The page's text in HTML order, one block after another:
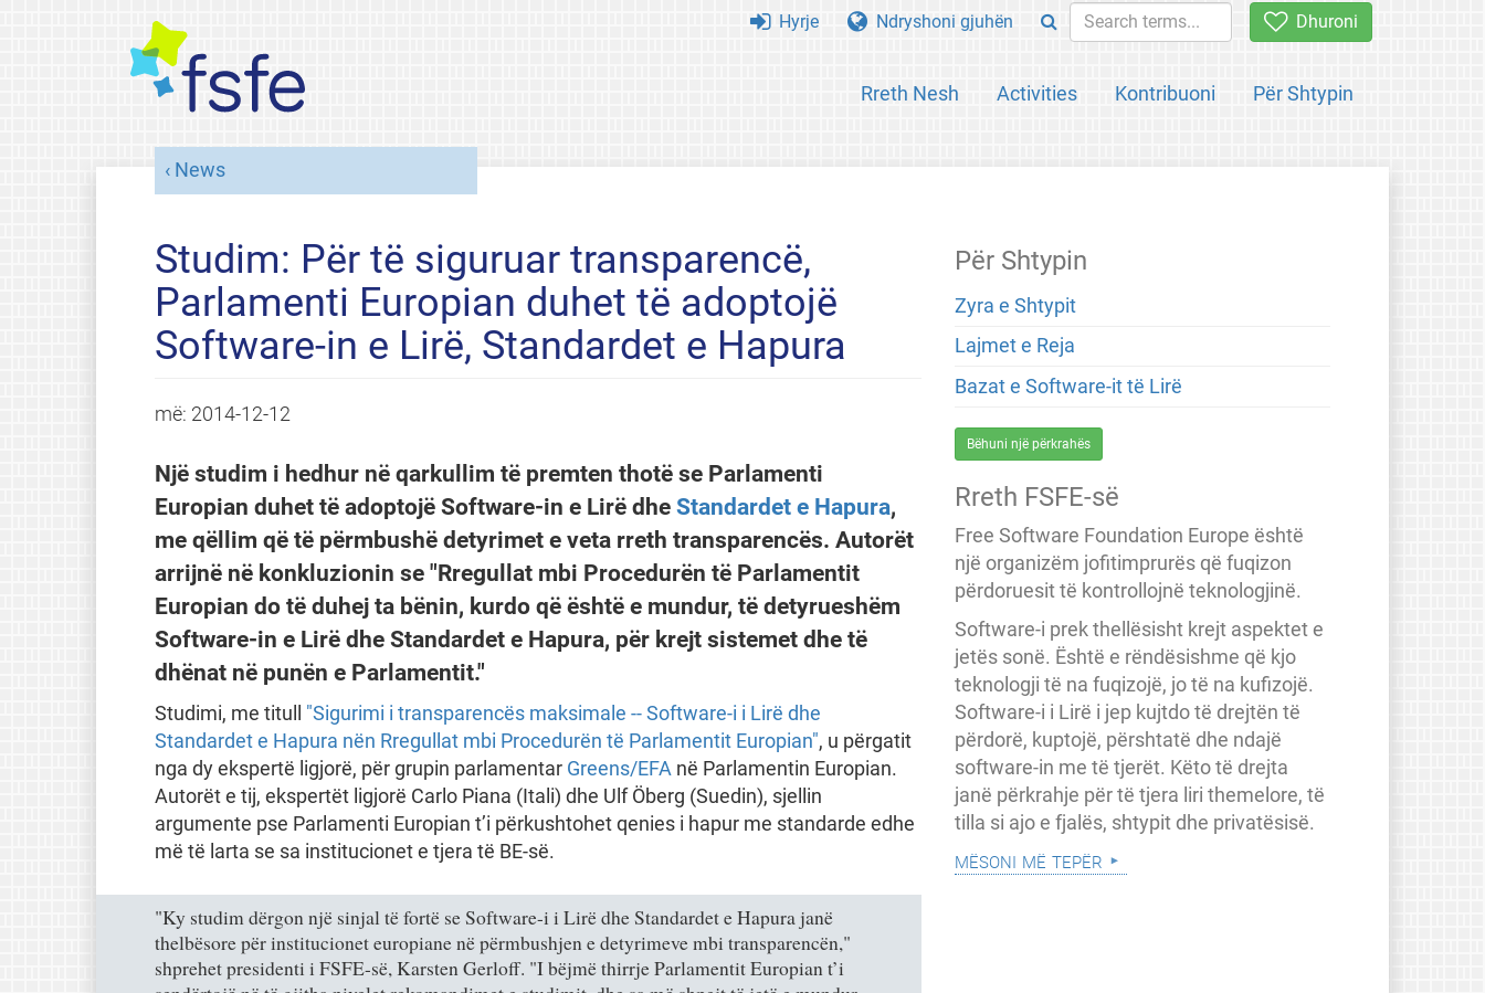
Dhuroni
Rreth Nesh Activities Kontribuoni Për Shtypin
Hyrje Ndryshoni gjuhën
News
Studim: Për të siguruar transparencë,
Parlamenti Europian duhet të adoptojë
Software-in e Lirë, Standardet e Hapura
më: 2014-12-12
Një studim i hedhur në qarkullim të premten thotë se Parlamenti
Europian duhet të adoptojë Software-in e Lirë dhe Standardet e Hapura,
me qëllim që të përmbushë detyrimet e veta rreth transparencës. Autorët
arrijnë në konkluzionin se "Rregullat mbi Procedurën të Parlamentit
Europian do të duhej ta bënin, kurdo që është e mundur, të detyrueshëm
Software-in e Lirë dhe Standardet e Hapura, për krejt sistemet dhe të
dhënat në punën e Parlamentit."
Studimi, me titull "Sigurimi i transparencës maksimale -- Software-i i Lirë dhe
Standardet e Hapura nën Rregullat mbi Procedurën të Parlamentit Europian", u përgatit
nga dy ekspertë ligjorë, për grupin parlamentar Greens/EFA në Parlamentin Europian.
Autorët e tij, ekspertët ligjorë Carlo Piana (Itali) dhe Ulf Öberg (Suedin), sjellin
argumente pse Parlamenti Europian t’i përkushtohet qenies i hapur me standarde edhe
më të larta se sa institucionet e tjera të BE-së.
"Ky studim dërgon një sinjal të fortë se Software-i i Lirë dhe Standardet e Hapura janë
thelbësore për institucionet europiane në përmbushjen e detyrimeve mbi transparencën,"
shprehet presidenti i FSFE-së, Karsten Gerloff. "I bëjmë thirrje Parlamentit Europian t’i
Për Shtypin
Zyra e Shtypit
Lajmet e Reja
Bazat e Software-it të Lirë
Bëhuni një përkrahës
Rreth FSFE-së
Free Software Foundation Europe është
një organizëm jofitimprurës që fuqizon
përdoruesit të kontrollojnë teknologjinë.
Software-i prek thellësisht krejt aspektet e
jetës sonë. Është e rëndësishme që kjo
teknologji të na fuqizojë, jo të na kufizojë.
Software-i i Lirë i jep kujtdo të drejtën të
përdorë, kuptojë, përshtatë dhe ndajë
software-in me të tjerët. Këto të drejta
janë përkrahje për të tjera liri themelore, të
tilla si ajo e fjalës, shtypit dhe privatësisë.
mësoni më tepër